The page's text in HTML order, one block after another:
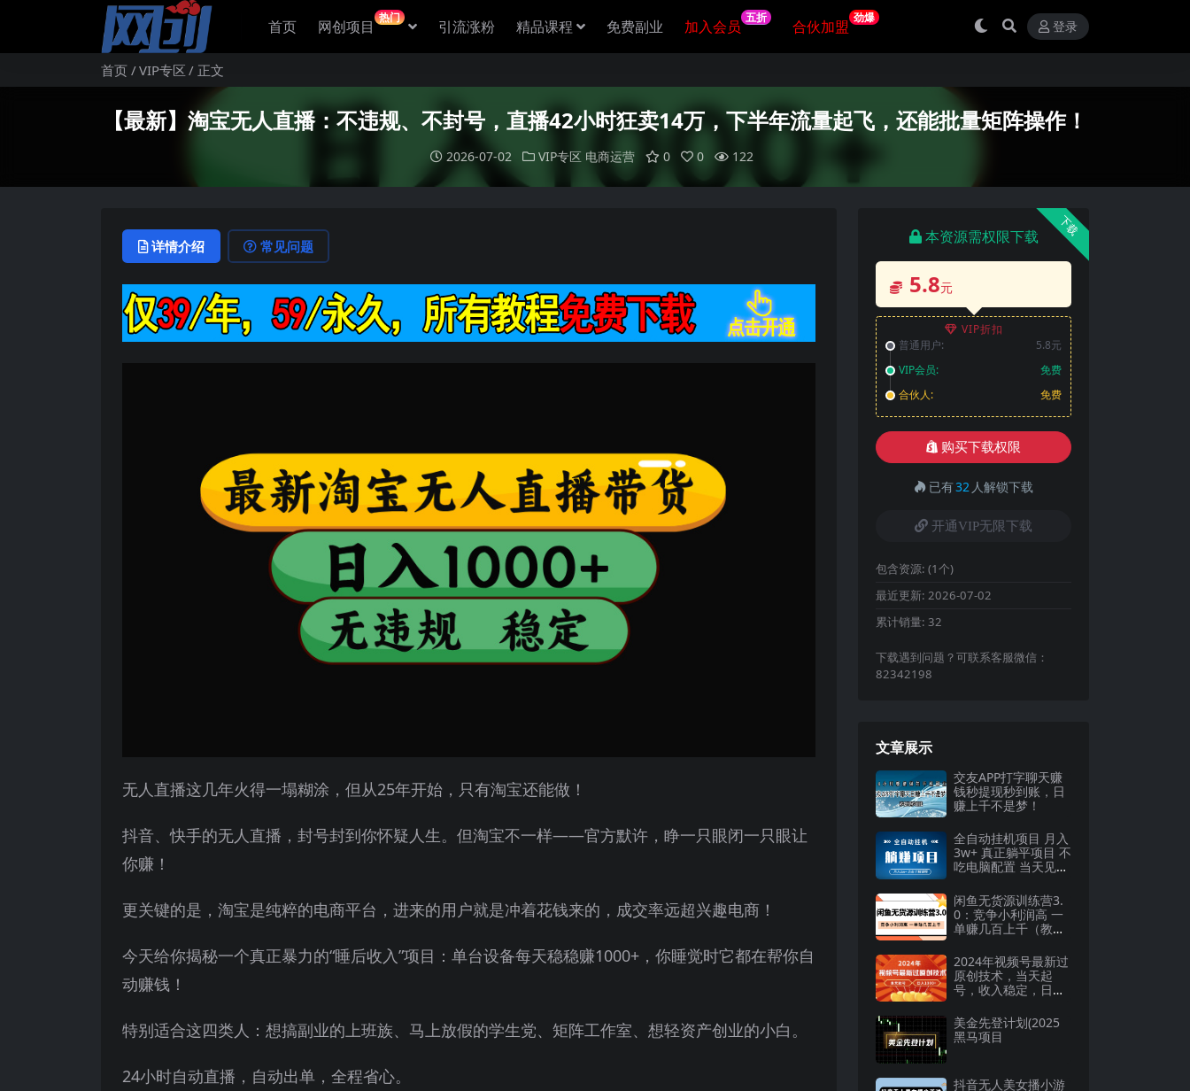
首页 网创项目 热门 引流涨粉 精品课程 免费副业 加入会员 五折 合伙加盟 劲爆
登录
首页 VIP专区 正文
【最新】淘宝无人直播：不违规、不封号，直播42小时狂卖14万，下半年流量起飞，还能批量矩阵操作！
2026-07-02 VIP专区 电商运营 0 0 122
详情介绍 常见问题
无人直播这几年火得一塌糊涂，但从25年开始，只有淘宝还能做！
抖音、快手的无人直播，封号封到你怀疑人生。但淘宝不一样——官方默许，睁一只眼闭一只眼让
你赚！
更关键的是，淘宝是纯粹的电商平台，进来的用户就是冲着花钱来的，成交率远超兴趣电商！
今天给你揭秘一个真正暴力的“睡后收入”项目：单台设备每天稳稳赚1000+，你睡觉时它都在帮你自
动赚钱！
特别适合这四类人：想搞副业的上班族、马上放假的学生党、矩阵工作室、想轻资产创业的小白。
24小时自动直播，自动出单，全程省心。
下载
本资源需权限下载
5.8元
VIP折扣
普通用户:
5.8元
VIP会员:
免费
合伙人:
免费
购买下载权限
已有32 人解锁下载
开通VIP无限下载
包含资源: (1个)
最近更新: 2026-07-02
累计销量: 32
下载遇到问题？可联系客服微信：
82342198
文章展示
交友APP打字聊天赚
钱秒提现秒到账，日
赚上千不是梦！
全自动挂机项目 月入
3w+ 真正躺平项目 不
吃电脑配置 当天见收
闲鱼无货源训练营3.
0：竞争小利润高 一
单赚几百上千（教程
2024年视频号最新过
原创技术，当天起
号，收入稳定，日入
美金先登计划(2025
黑马项目
抖音无人美女播小游